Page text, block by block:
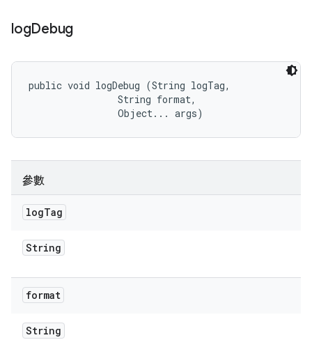
logDebug
public void logDebug (String logTag,
                String format,
                Object... args)
參數
logTag
String
format
String